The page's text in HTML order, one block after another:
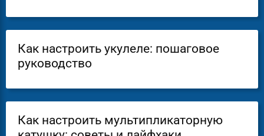
Как настроить укулеле: пошаговое
руководство
Как настроить мультипликаторную